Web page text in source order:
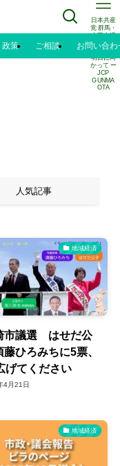
日本共産
党 群馬・
太田市議
水野正己
のブログ |
明日に向
かって ー
JCP
GUNMA
OTA
政策 ご相談 お問い合わ
人気記事
地域経済
市議選 はせだ公
藤ひろみちに5票、
げてください
4月21日
地域経済